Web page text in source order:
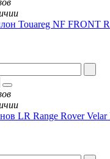
Touareg NF FRONT
LR Range Rover